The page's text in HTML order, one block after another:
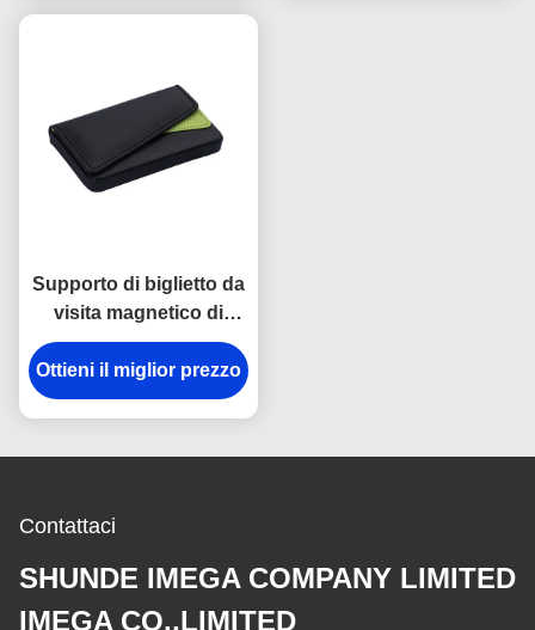
Supporto di biglietto da
visita magnetico di
nome dell'unità di
elaborazione di
rettangolo di cuoio del
Ottieni il miglior prezzo
Contattaci
SHUNDE IMEGA COMPANY LIMITED
IMEGA CO.,LIMITED